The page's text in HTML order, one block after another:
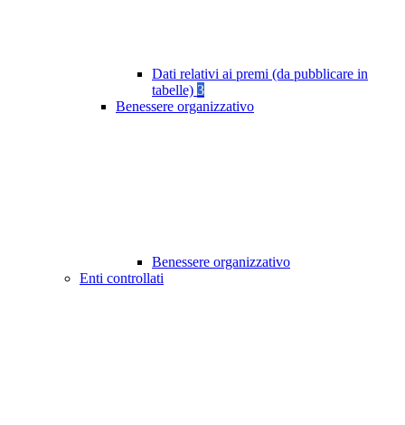
Dati relativi ai premi (da pubblicare in
tabelle) 3
Benessere organizzativo
Benessere organizzativo
Enti controllati